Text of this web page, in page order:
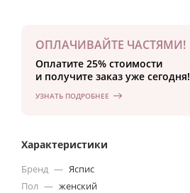
ОПЛАЧИВАЙТЕ ЧАСТЯМИ!
Оплатите 25% стоимости
и получите заказ уже сегодня!
УЗНАТЬ ПОДРОБНЕЕ
Характеристики
Бренд — Яспис
Пол — женский